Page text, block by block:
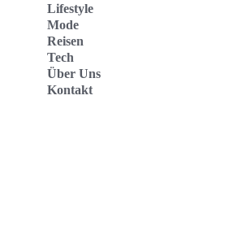
Lifestyle
Mode
Reisen
Tech
Über Uns
Kontakt